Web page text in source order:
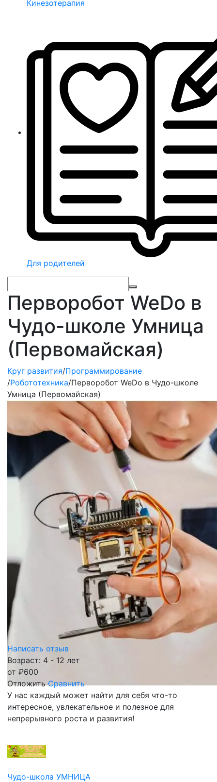
Кинезотерапия
Для родителей
Перворобот WeDo в
Чудо-школе Умница
(Первомайская)
Круг развития/Программирование
/Робототехника/Перворобот WeDo в Чудо-школе
Умница (Первомайская)
Написать отзыв
Возраст: 4 - 12 лет
от ₽600
Отложить Сравнить
У нас каждый может найти для себя что-то
интересное, увлекательное и полезное для
непрерывного роста и развития!
Чудо-школа УМНИЦА